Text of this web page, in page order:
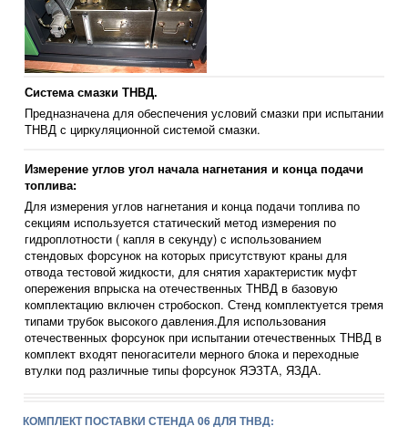
Система смазки ТНВД.
Предназначена для обеспечения условий смазки при испытании
ТНВД с циркуляционной системой смазки.
Измерение углов угол начала нагнетания и конца подачи
топлива:
Для измерения углов нагнетания и конца подачи топлива по
секциям используется статический метод измерения по
гидроплотности ( капля в секунду) с использованием
стендовых форсунок на которых присутствуют краны для
отвода тестовой жидкости, для снятия характеристик муфт
опережения впрыска на отечественных ТНВД в базовую
комплектацию включен стробоскоп. Стенд комплектуется тремя
типами трубок высокого давления.Для использования
отечественных форсунок при испытании отечественных ТНВД в
комплект входят пеногасители мерного блока и переходные
втулки под различные типы форсунок ЯЭЗТА, ЯЗДА.
КОМПЛЕКТ ПОСТАВКИ СТЕНДА 06 ДЛЯ ТНВД: